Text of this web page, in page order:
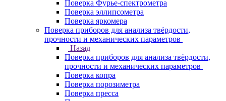
Поверка Фурье-спектрометра
Поверка эллипсометра
Поверка яркомера
Поверка приборов для анализа твёрдости,
прочности и механических параметров
Назад
Поверка приборов для анализа твёрдости,
прочности и механических параметров
Поверка копра
Поверка порозиметра
Поверка пресса